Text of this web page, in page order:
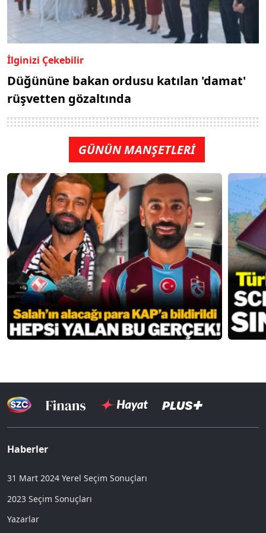
İlginizi Çekebilir
Düğününe bakan ordusu katılan 'damat'
rüşvetten gözaltında
GÜNÜN MANŞETLERİ
Haberler
31 Mart 2024 Yerel Seçim Sonuçları
2023 Seçim Sonuçları
Yazarlar